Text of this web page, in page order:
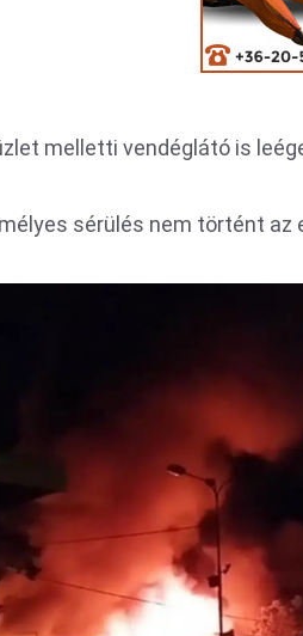
melletti vendéglátó is
sérülés nem történt az